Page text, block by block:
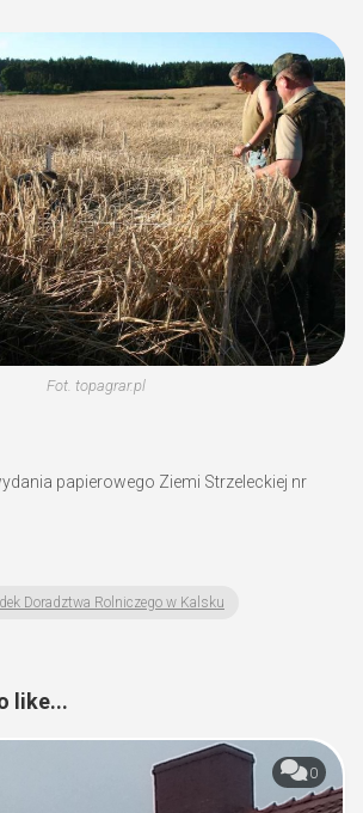
Fot. topagrar.pl
papierowego Ziemi Strzeleckiej nr
Doradztwa Rolniczego w Kalsku
like...
0